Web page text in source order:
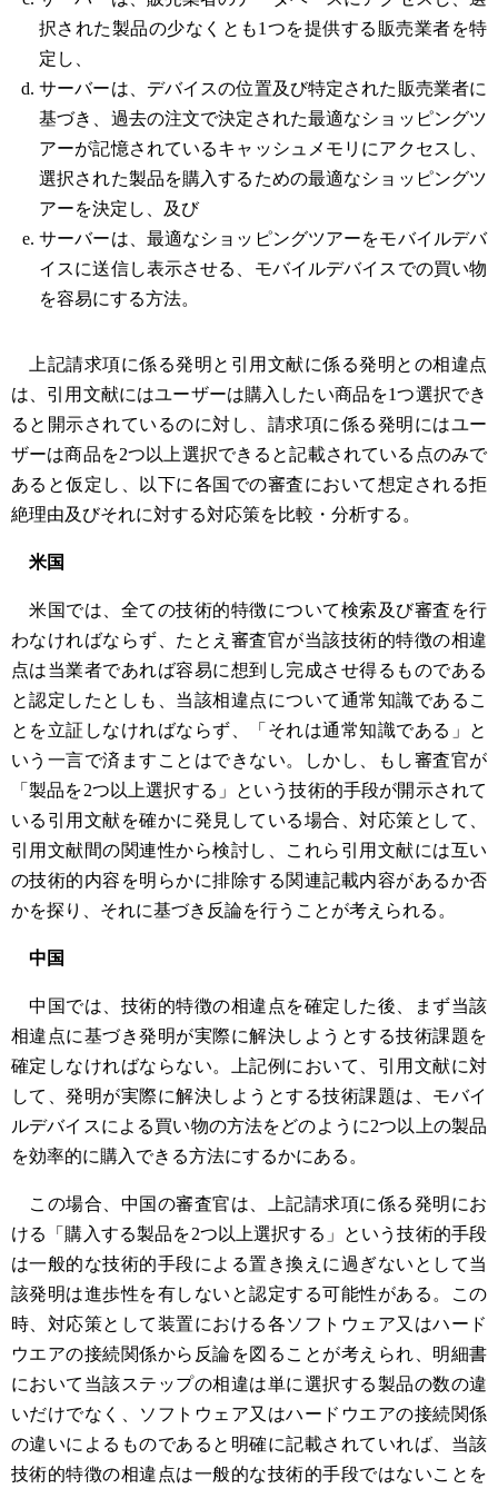
択された製品の少なくとも1つを提供する販売業者を特
定し、
サーバーは、デバイスの位置及び特定された販売業者に
基づき、過去の注文で決定された最適なショッピングツ
アーが記憶されているキャッシュメモリにアクセスし、
選択された製品を購入するための最適なショッピングツ
アーを決定し、及び
サーバーは、最適なショッピングツアーをモバイルデバ
イスに送信し表示させる、モバイルデバイスでの買い物
を容易にする方法。
上記請求項に係る発明と引用文献に係る発明との相違点
は、引用文献にはユーザーは購入したい商品を1つ選択でき
ると開示されているのに対し、請求項に係る発明にはユー
ザーは商品を2つ以上選択できると記載されている点のみで
あると仮定し、以下に各国での審査において想定される拒
絶理由及びそれに対する対応策を比較・分析する。
米国
米国では、全ての技術的特徴について検索及び審査を行
わなければならず、たとえ審査官が当該技術的特徴の相違
点は当業者であれば容易に想到し完成させ得るものである
と認定したとしも、当該相違点について通常知識であるこ
とを立証しなければならず、「それは通常知識である」と
いう一言で済ますことはできない。しかし、もし審査官が
「製品を2つ以上選択する」という技術的手段が開示されて
いる引用文献を確かに発見している場合、対応策として、
引用文献間の関連性から検討し、これら引用文献には互い
の技術的内容を明らかに排除する関連記載内容があるか否
かを探り、それに基づき反論を行うことが考えられる。
中国
中国では、技術的特徴の相違点を確定した後、まず当該
相違点に基づき発明が実際に解決しようとする技術課題を
確定しなければならない。上記例において、引用文献に対
して、発明が実際に解決しようとする技術課題は、モバイ
ルデバイスによる買い物の方法をどのように2つ以上の製品
を効率的に購入できる方法にするかにある。
この場合、中国の審査官は、上記請求項に係る発明にお
ける「購入する製品を2つ以上選択する」という技術的手段
は一般的な技術的手段による置き換えに過ぎないとして当
該発明は進歩性を有しないと認定する可能性がある。この
時、対応策として装置における各ソフトウェア又はハード
ウエアの接続関係から反論を図ることが考えられ、明細書
において当該ステップの相違は単に選択する製品の数の違
いだけでなく、ソフトウェア又はハードウエアの接続関係
の違いによるものであると明確に記載されていれば、当該
技術的特徴の相違点は一般的な技術的手段ではないことを